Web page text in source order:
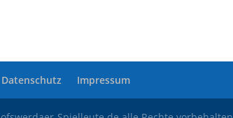
Datenschutz Impressum